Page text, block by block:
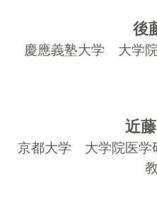
後
慶應義塾大学 大学
近
京都大学 大学院医